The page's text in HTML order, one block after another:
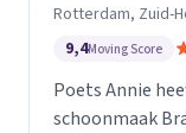
Rotterdam, Zuid-
9,4Moving Score
Poets Annie
schoonmaak